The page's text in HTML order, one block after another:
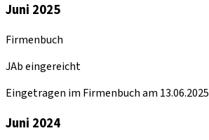
Juni 2025
Firmenbuch
JAb eingereicht
Eingetragen im Firmenbuch am 13.06.2025
Juni 2024